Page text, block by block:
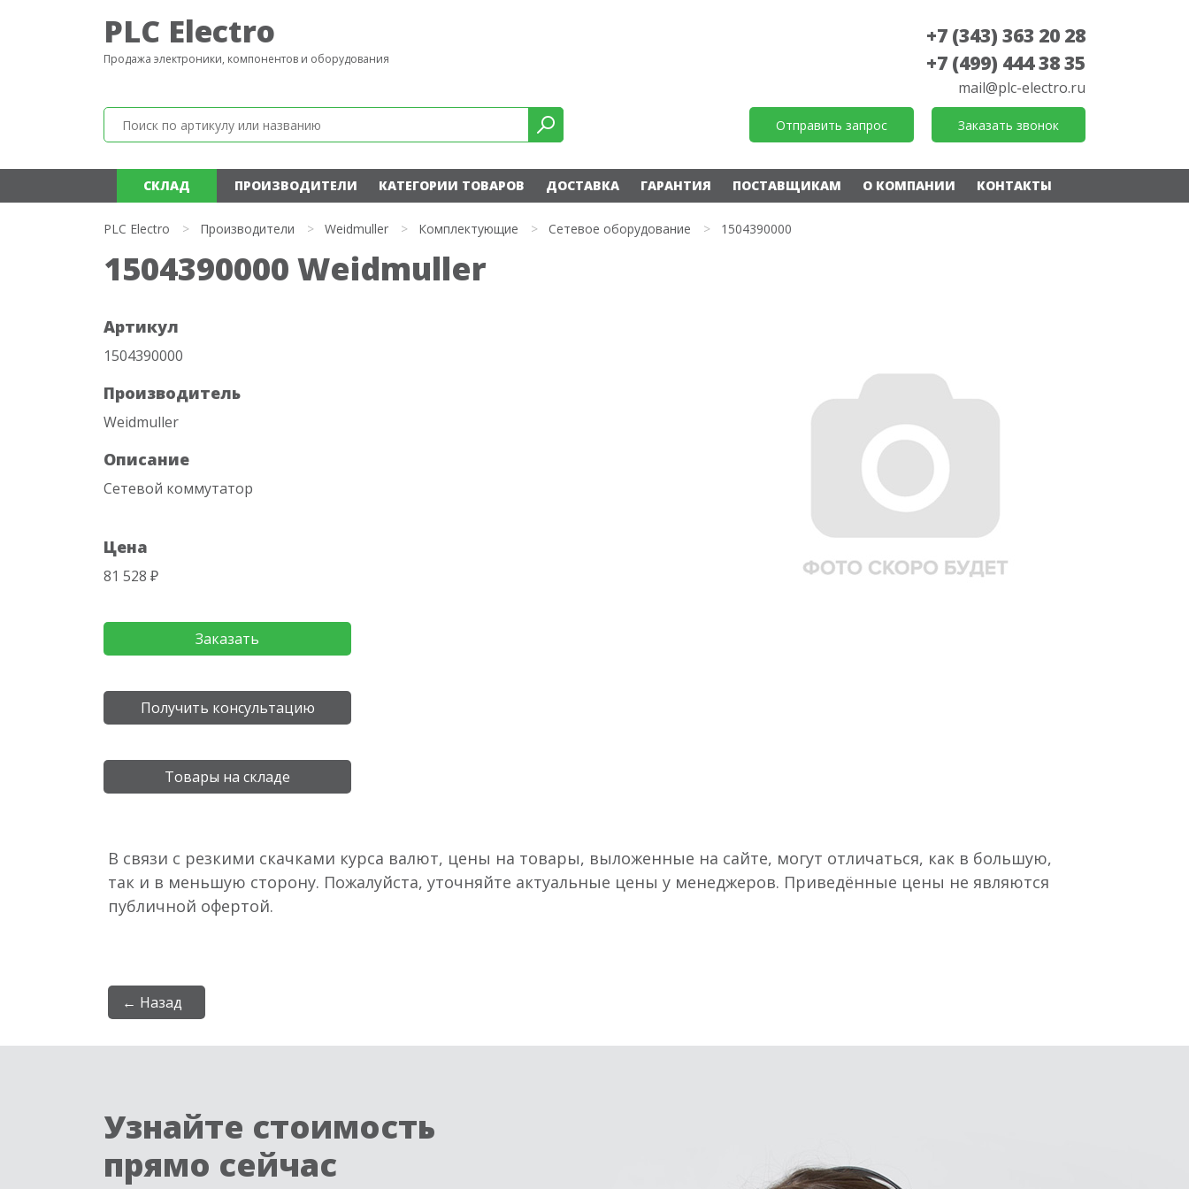
PLC Electro
Продажа электроники, компонентов и оборудования
+7 (343) 363 20 28
+7 (499) 444 38 35
mail@plc-electro.ru
Отправить запрос Заказать звонок
СКЛАД ПРОИЗВОДИТЕЛИ КАТЕГОРИИ ТОВАРОВ ДОСТАВКА ГАРАНТИЯ ПОСТАВЩИКАМ О КОМПАНИИ КОНТАКТЫ
PLC Electro > Производители > Weidmuller > Комплектующие > Сетевое оборудование > 1504390000
1504390000 Weidmuller
Артикул
1504390000
Производитель
Weidmuller
Описание
Сетевой коммутатор
Цена
81 528 ₽
Заказать
Получить консультацию
Товары на складе
В связи с резкими скачками курса валют, цены на товары, выложенные на сайте, могут отличаться, как в большую,
так и в меньшую сторону. Пожалуйста, уточняйте актуальные цены у менеджеров. Приведённые цены не являются
публичной офертой.
← Назад
Узнайте стоимость
прямо сейчас